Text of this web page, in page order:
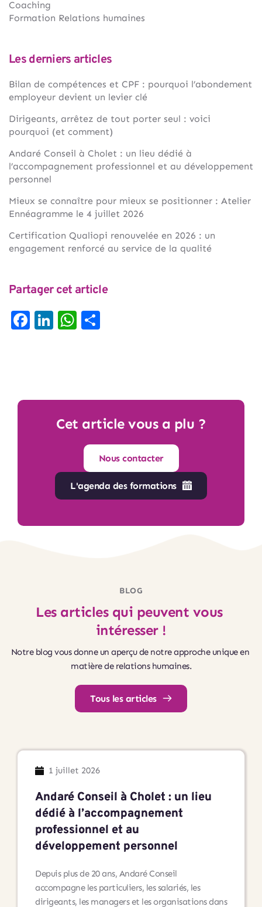
Coaching
Formation Relations humaines
Les derniers articles
Bilan de compétences et CPF : pourquoi l’abondement
employeur devient un levier clé
Dirigeants, arrêtez de tout porter seul : voici
pourquoi (et comment)
Andaré Conseil à Cholet : un lieu dédié à
l’accompagnement professionnel et au développement
personnel
Mieux se connaître pour mieux se positionner : Atelier
Ennéagramme le 4 juillet 2026
Certification Qualiopi renouvelée en 2026 : un
engagement renforcé au service de la qualité
Partager cet article
Facebook
LinkedIn
WhatsApp
Cet article vous a plu ?
Nous contacter
L'agenda des formations
BLOG
Les articles qui peuvent vous
intéresser !
Notre blog vous donne un aperçu de notre approche unique en
matière de relations humaines.
Tous les articles
1 juillet 2026
Andaré Conseil à Cholet : un lieu
dédié à l’accompagnement
professionnel et au
développement personnel
Depuis plus de 20 ans, Andaré Conseil
accompagne les particuliers, les salariés, les
dirigeants, les managers et les organisations dans